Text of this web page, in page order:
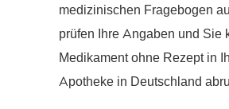
medizinischen Fragebogen
prüfen Ihre Angaben und Sie
Medikament ohne Rezept in
Apotheke in Deutschland